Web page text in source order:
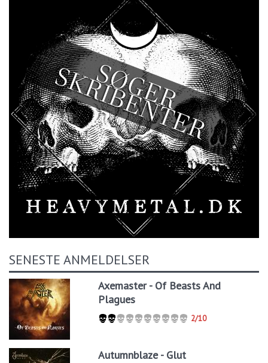
SENESTE ANMELDELSER
Axemaster - Of Beasts And
Plagues
2/10
Autumnblaze - Glut